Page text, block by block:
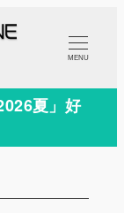
MENU
夏」好